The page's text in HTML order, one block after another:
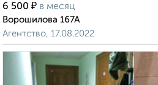
6 500 ₽ в месяц
Ворошилова 167А
Агентство, 17.08.2022